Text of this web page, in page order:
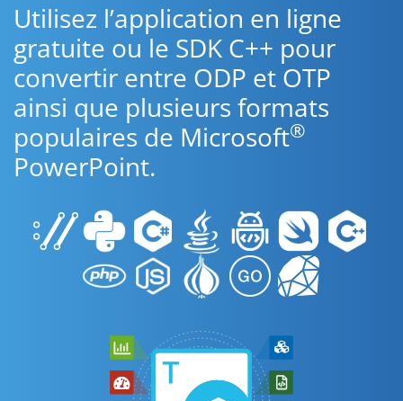
Utilisez l’application en ligne
gratuite ou le SDK C++ pour
convertir entre ODP et OTP
ainsi que plusieurs formats
populaires de Microsoft®
PowerPoint.